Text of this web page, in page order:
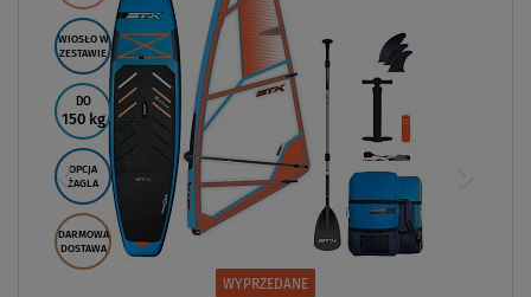
WIOSŁO W
ZESTAWIE
DO
150 kg
OPCJA
ŻAGLA
DARMOWA
DOSTAWA
WYPRZEDANE